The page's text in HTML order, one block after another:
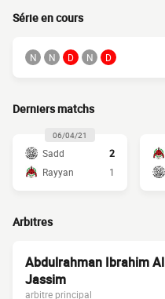
Série en cours
N N D N D
Derniers matchs
06/04/21
Sadd
2
Rayyan
1
Arbitres
Abdulrahman Ibrahim Al
Jassim
arbitre principal